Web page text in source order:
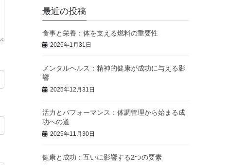
最近の投稿
食事と栄養：体を支える燃料の重要性
2026年1月31日
メンタルヘルス：精神的健康が成功に与える影
響
2025年12月31日
活力とパフォーマンス：体調管理から始まる成
功への道
2025年11月30日
健康と成功：互いに影響する2つの要素